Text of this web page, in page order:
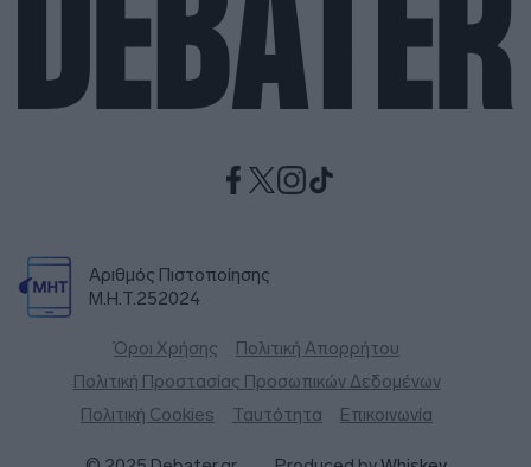
Αριθμός Πιστοποίησης
Μ.Η.Τ.252024
Όροι Χρήσης
Πολιτική Απορρήτου
Πολιτική Προστασίας Προσωπικών Δεδομένων
Πολιτική Cookies
Ταυτότητα Επικοινωνία